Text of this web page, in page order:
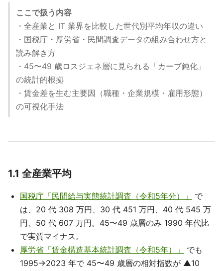
ここで扱う内容
・全産業と IT 業界を比較した世代別平均年収の違い
・国税庁・厚労省・民間調査データの組み合わせ方と
読み解き方
・45〜49 歳ロスジェネ層に見られる「カーブ鈍化」
の統計的根拠
・賃金差を生む主要因（職種・企業規模・雇用形態）
の可視化手法
1.1 全産業平均
国税庁「民間給与実態統計調査（令和5年分）」
で
は、20 代 308 万円、30 代 451 万円、40 代 545 万
円、50 代 607 万円。45〜49 歳層のみ 1990 年代比
で実質マイナス。
厚労省「賃金構造基本統計調査（令和5年）」
でも
1995→2023 年で 45〜49 歳層の相対指数が ▲10